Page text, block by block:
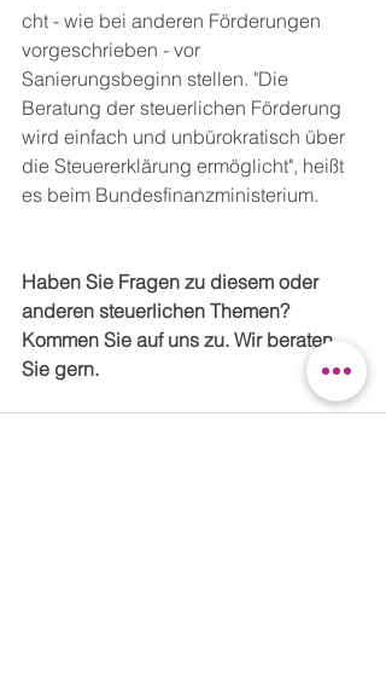
cht - wie bei anderen Förderungen
vorgeschrieben - vor
Sanierungsbeginn stellen. "Die
Beratung der steuerlichen Förderung
wird einfach und unbürokratisch über
die Steuererklärung ermöglicht", heißt
es beim Bundesfinanzministerium.
Haben Sie Fragen zu diesem oder
anderen steuerlichen Themen?
Kommen Sie auf uns zu. Wir beraten
Sie gern.